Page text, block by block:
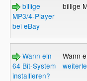
billige
MP3/4-Player
bei eBay
billige
Wann ein
64 Bit-System
installieren?
Wann